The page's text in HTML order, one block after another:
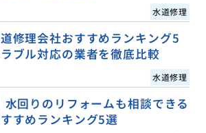
水道修理
修理会社おすすめランキング5
ブル対応の業者を徹底比較
水道修理
回りのリフォームも相談できる
すめランキング5選